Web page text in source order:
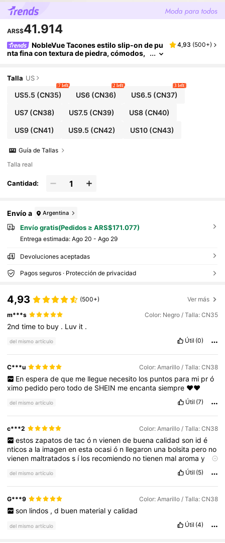
ARS$41.914
NobleVue Tacones estilo slip-on de pu
nta fina con textura de piedra, cómodos,
atos elegantes negros de alta gama
4,93 (500+)
Talla US
US5.5 (CN35)
7 left
US6 (CN36)
2 left
US6.5 (CN37)
3 left
US7(CN38) US7.5 (CN39) US8(CN40)
US9(CN41) US9.5 (CN42) US10(CN43)
Guía de Tallas
Talla real
Cantidad:
Envío a Argentina
Envío gratis(Pedidos ≥ ARS$171.077)
Entrega estimada: Ago 20 - Ago 29
Devoluciones aceptadas
Pagos seguros · Protección de privacidad
4,93 (500+) Ver más
m***s Color: Negro / Talla: CN35
2ndtimeto buy . Luv it .
del mismo artículo Útil (0)
C***u Color: Amarillo / Talla: CN38
En espera de que me llegue necesito los puntos para mi pr ó
ximo pedido perotodode SHEIN meencantasiempre ♥️❤️
del mismo artículo Útil (7)
c***2 Color: Amarillo / Talla: CN38
estos zapatos de tac ó n vienen de buena calidad son id é
nticosa la imagenenestaocasió n llegaron una bolsita pero no
vienen maltratadoss í los recomiendo notienen malaromay
del mismo artículo Útil (5)
G***9 Color: Amarillo / Talla: CN38
son lindos , d buen material y calidad
del mismo artículo Útil (4)